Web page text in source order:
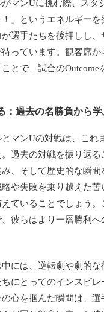
マンUに挑む際、スタ
！」というエネルギー
選手たちを後押しし
っています。観客席
とで、試合の
：過去の名勝負から学
マンUの対戦は、これ
過去の対戦を振り返る
、そして歴史的な瞬間
や失敗を乗り越えた苦
ていることでしょう。
彼らはより一層勝利
には、逆転劇や劇的な
にとってのインスピレ
心を掴んだ瞬間は、選